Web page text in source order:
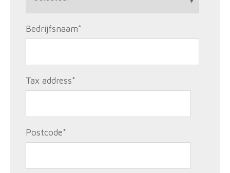
Bedrijfsnaam*
Tax address*
Postcode*